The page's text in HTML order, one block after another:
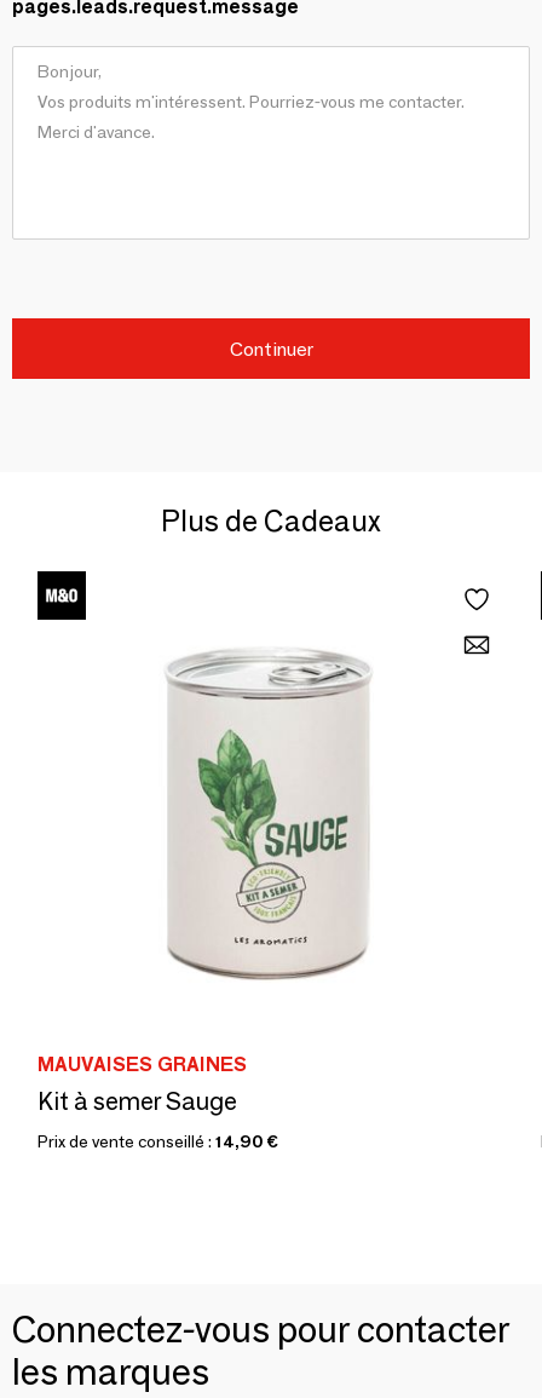
pages.leads.request.message
Continuer
Plus de Cadeaux
MAUVAISES GRAINES
Kit à semer Sauge
Prix de vente conseillé : 14,90 €
Connectez-vous pour contacter
les marques